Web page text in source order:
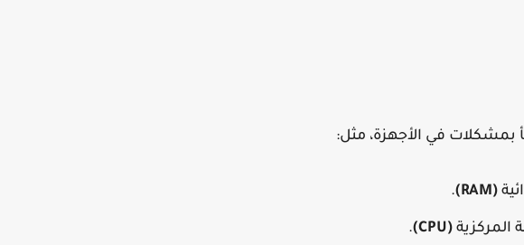
بمشكلات في الأجهزة، مثل:
(RAM)
.
(CPU)
.